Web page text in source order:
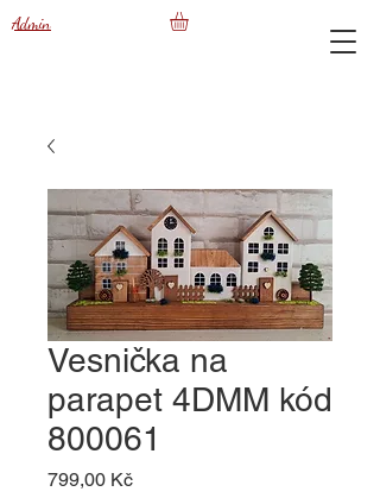
Admin
Vesnička na
parapet 4DMM kód
800061
799,00 KčCena